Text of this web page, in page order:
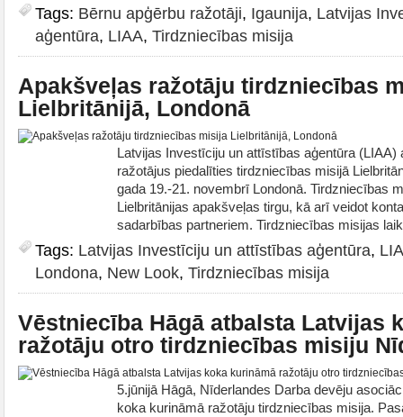
Tags: Bērnu apģērbu ražotāji, Igaunija, Latvijas
aģentūra, LIAA, Tirdzniecības misija
Apakšveļas ražotāju tirdzniecības
Lielbritānijā, Londonā
Latvijas Investīciju un attīstības aģentūra (LIAA)
ražotājus piedalīties tirdzniecības misijā
gada 19.-21. novembrī Londonā. Tirdzniecības
Lielbritānijas apakšveļas tirgu, kā arī veidot
sadarbības partneriem. Tirdzniecības misijas
Tags: Latvijas Investīciju un attīstības aģentūra,
Londona, New Look, Tirdzniecības misija
Vēstniecība Hāgā atbalsta Latvijas
ražotāju otro tirdzniecības misiju
5.jūnijā Hāgā, Nīderlandes Darba devēju
koka kurināmā ražotāju tirdzniecības misija.